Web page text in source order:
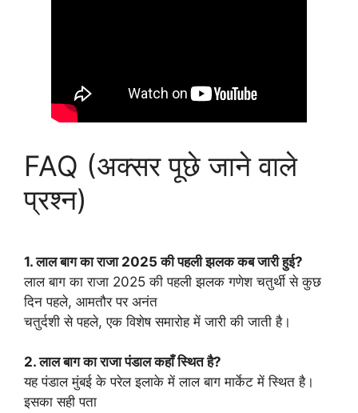
FAQ (अक्सर पूछे जाने वाले
प्रश्न)
1. लाल बाग का राजा 2025 की पहली झलक कब जारी हुई?
लाल बाग का राजा 2025 की पहली झलक गणेश चतुर्थी से कुछ
दिन पहले, आमतौर पर अनंत
चतुर्दशी से पहले, एक विशेष समारोह में जारी की जाती है।
2. लाल बाग का राजा पंडाल कहाँ स्थित है?
यह पंडाल मुंबई के परेल इलाके में लाल बाग मार्केट में स्थित है।
इसका सही पता